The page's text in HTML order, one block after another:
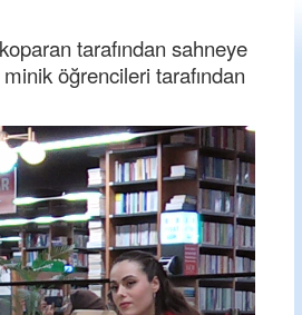
tarafından sahneye
öğrencileri tarafından